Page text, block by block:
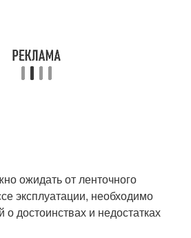
ожидать от ленточного
эксплуатации, необходимо
достоинствах и недостатках